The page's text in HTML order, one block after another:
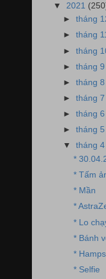
▼ 2021
►tháng
►tháng
►tháng
►tháng 9
►tháng 8
►tháng 7
►tháng 6
►tháng 5
▼tháng 4
*
* Tấm
* Mần
*
* Lo
* Bánh
*
* Selfie